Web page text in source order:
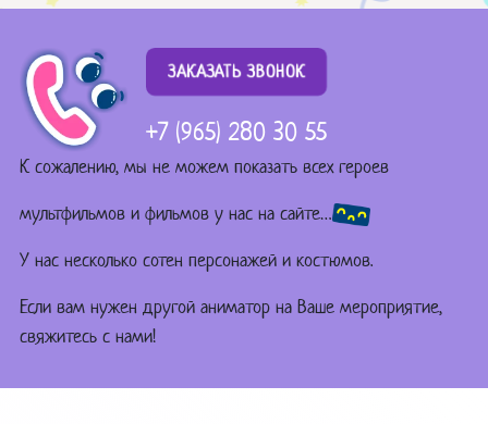
ЗАКАЗАТЬ ЗВОНОК
+7 (965) 280 30 55
К сожалению, мы не можем показать всех героев
мультфильмов и фильмов у нас на сайте…
У нас несколько сотен персонажей и костюмов.
Если вам нужен другой аниматор на Ваше мероприятие,
свяжитесь с нами!